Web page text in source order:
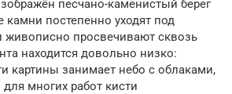
песчано-каменистый берег
камни постепенно уходят под
живописно просвечивают сквозь
находится довольно низко:
картины занимает небо с облаками,
для многих работ кисти